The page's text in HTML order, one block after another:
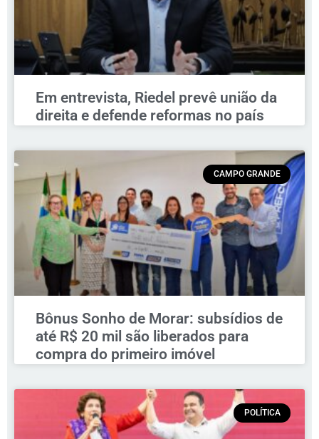
Em entrevista, Riedel prevê união da
direita e defende reformas no país
CAMPO GRANDE
Bônus Sonho de Morar: subsídios de
até R$ 20 mil são liberados para
compra do primeiro imóvel
POLÍTICA